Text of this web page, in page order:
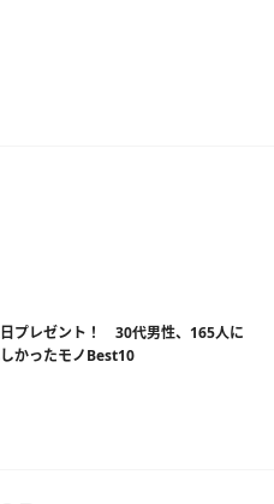
プレゼント！ 30代男性、165人に
かったモノBest10